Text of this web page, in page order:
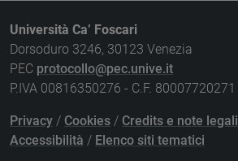
Università Ca’ Foscari
Dorsoduro 3246, 30123 Venezia
PEC protocollo@pec.unive.it
P.IVA 00816350276 - C.F. 80007720271
Privacy / Cookies / Credits e note legali
Accessibilità / Elenco siti tematici